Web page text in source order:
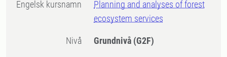
Engelsk kursnamn
Planning and analyses of forest
ecosystem services
Nivå Grundnivå (G2F)